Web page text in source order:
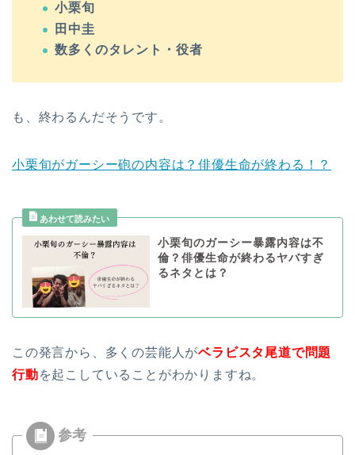
小栗旬
田中圭
数多くのタレント・役者
も、終わるんだそうです。
小栗旬がガーシー砲の内容は？俳優生命が終わる！？
小栗旬のガーシー暴露内容は不
倫？俳優生命が終わるヤバすぎ
るネタとは？
この発言から、多くの芸能人がベラビスタ尾道で問題
行動を起こしていることがわかりますね。